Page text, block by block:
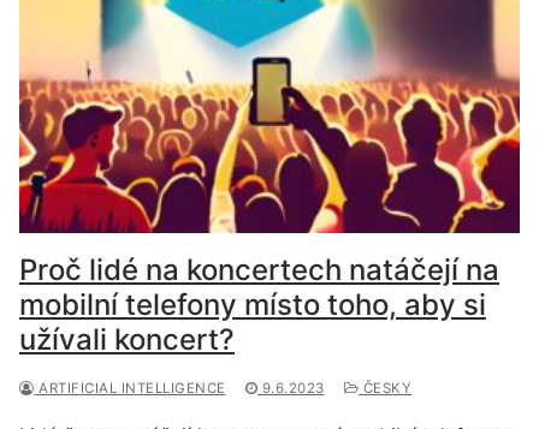
Proč lidé na koncertech natáčejí na
mobilní telefony místo toho, aby si
užívali koncert?
ARTIFICIAL INTELLIGENCE 9.6.2023 ČESKY